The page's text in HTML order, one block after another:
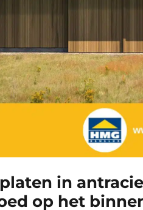
in
op het